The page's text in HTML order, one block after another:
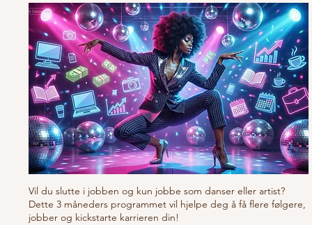
Vil du slutte i jobben og kun jobbe som danser eller artist?
Dette 3 måneders programmet vil hjelpe deg å få flere følgere,
jobber og kickstarte karrieren din!